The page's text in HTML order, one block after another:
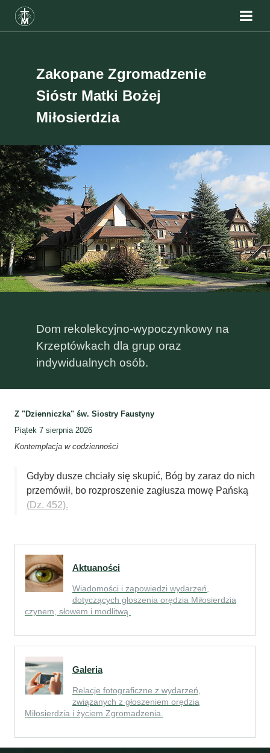
Zakopane Zgromadzenie
Sióstr Matki Bożej
Miłosierdzia
Dom rekolekcyjno-wypoczynkowy na
Krzeptówkach dla grup oraz
indywidualnych osób.
Z "Dzienniczka" św. Siostry Faustyny
Piątek 7 sierpnia 2026
Kontemplacja w codzienności
Gdyby dusze chciały się skupić, Bóg by zaraz do nich
przemówił, bo rozproszenie zagłusza mowę Pańską
(Dz. 452).
Aktuaności
Wiadomości i zapowiedzi wydarzeń,
dotyczących głoszenia orędzia Miłosierdzia
czynem, słowem i modlitwą.
Galeria
Relacje fotograficzne z wydarzeń,
związanych z głoszeniem orędzia
Miłosierdzia i życiem Zgromadzenia.